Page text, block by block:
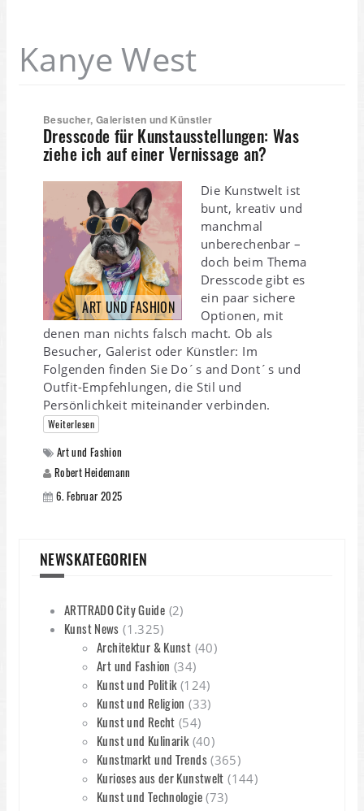
Kanye West
Besucher, Galeristen und Künstler
Dresscode für Kunstausstellungen: Was
ziehe ich auf einer Vernissage an?
ART UND FASHION
Die Kunstwelt ist
bunt, kreativ und
manchmal
unberechenbar –
doch beim Thema
Dresscode gibt es
ein paar sichere
Optionen, mit
denen man nichts falsch macht. Ob als
Besucher, Galerist oder Künstler: Im
Folgenden finden Sie Do´s and Dont´s und
Outfit-Empfehlungen, die Stil und
Persönlichkeit miteinander verbinden.
Weiterlesen
Art und Fashion
Robert Heidemann
6. Februar 2025
NEWSKATEGORIEN
ARTTRADO City Guide (2)
Kunst News (1.325)
Architektur & Kunst (40)
Art und Fashion (34)
Kunst und Politik(124)
Kunst und Religion (33)
Kunst und Recht (54)
Kunst und Kulinarik(40)
Kunstmarkt und Trends(365)
Kurioses aus der Kunstwelt (144)
Kunst und Technologie(73)